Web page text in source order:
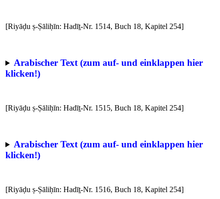
[Riyāḍu ṣ-Ṣāliḥīn: Hadīṯ-Nr. 1514, Buch 18, Kapitel 254]
Arabischer Text (zum auf- und einklappen hier
klicken!)
[Riyāḍu ṣ-Ṣāliḥīn: Hadīṯ-Nr. 1515, Buch 18, Kapitel 254]
Arabischer Text (zum auf- und einklappen hier
klicken!)
[Riyāḍu ṣ-Ṣāliḥīn: Hadīṯ-Nr. 1516, Buch 18, Kapitel 254]